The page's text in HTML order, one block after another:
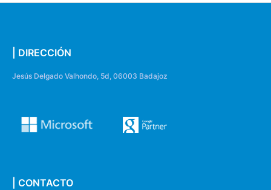
| DIRECCIÓN
Jesús Delgado Valhondo, 5d, 06003 Badajoz
| CONTACTO